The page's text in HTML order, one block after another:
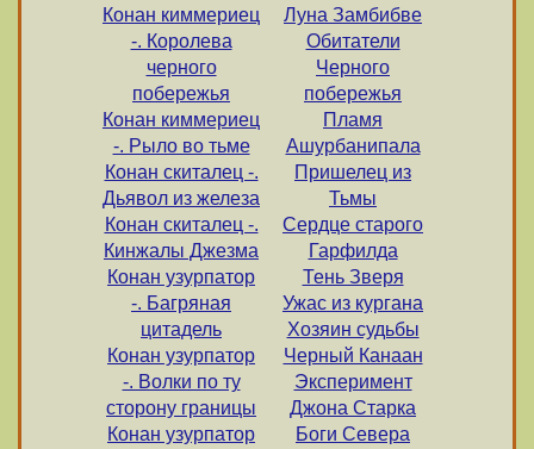
Конан киммериец
-. Королева
черного
побережья
Конан киммериец
-. Рыло во тьме
Конан скиталец -.
Дьявол из железа
Конан скиталец -.
Кинжалы Джезма
Конан узурпатор
-. Багряная
цитадель
Конан узурпатор
-. Волки по ту
сторону границы
Конан узурпатор
Луна Замбибве
Обитатели
Черного
побережья
Пламя
Ашурбанипала
Пришелец из
Тьмы
Сердце старого
Гарфилда
Тень Зверя
Ужас из кургана
Хозяин судьбы
Черный Канаан
Эксперимент
Джона Старка
Боги Севера